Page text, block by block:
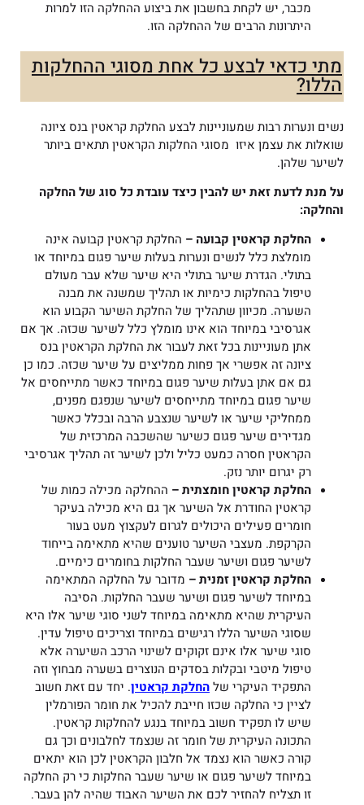
מכבר, יש לקחת בחשבון את ביצוע ההחלקה הזו למרות
היתרונות הרבים של ההחלקה הזו.
מתי כדאי לבצע כל אחת מסוגי ההחלקות
הללו?
נשים ונערות רבות שמעוניינות לבצע החלקת קראטין בנס ציונה
שואלות את עצמן איזו מסוגי החלקות הקראטין תתאים ביותר
לשיער שלהן.
על מנת לדעת זאת יש להבין כיצד עובדת כל סוג של החלקה
והחלקה:
החלקת קראטין קבועה – החלקת קראטין קבועה אינה
מומלצת כלל לנשים ונערות בעלות שיער פגום במיוחד או
בתולי. הגדרת שיער בתולי היא שיער שלא עבר מעולם
טיפול בהחלקות כימיות או תהליך שמשנה את מבנה
השערה. מכיוון שתהליך של החלקת השיער הקבוע הוא
אגרסיבי במיוחד הוא אינו מומלץ כלל לשיער שכזה. אך אם
אתן מעוניינות בכל זאת לעבור את החלקת הקראטין בנס
ציונה זה אפשרי אך פחות ממליצים על שיער שכזה. כמו כן
גם אם אתן בעלות שיער פגום במיוחד כאשר מתייחסים אל
שיער פגום במיוחד מתייחסים לשיער שנפגם מפנים,
ממחליקי שיער או לשיער שנצבע הרבה ובכלל כאשר
מגדירים שיער פגום כשיער שהשכבה המרכזית של
הקראטין חסרה כמעט כליל ולכן לשיער זה תהליך אגרסיבי
רק יגרום יותר נזק.
החלקת קראטין חומצתית – ההחלקה מכילה כמות של
קראטין החודרת אל השיער אך גם היא מכילה בעיקר
חומרים פעילים היכולים לגרום לעקצוץ מעט בעור
הקרקפת. מעצבי השיער טוענים שהיא מתאימה בייחוד
לשיער פגום ושיער שעבר החלקות בחומרים כימיים.
החלקת קראטין זמנית – מדובר על החלקה המתאימה
במיוחד לשיער פגום ושיער שעבר החלקות. הסיבה
העיקרית שהיא מתאימה במיוחד לשני סוגי שיער אלו היא
שסוגי השיער הללו רגישים במיוחד וצריכים טיפול עדין.
סוגי שיער אלו אינם זקוקים לשינוי הרכב השיערה אלא
טיפול מיטבי ובקלות בסדקים הנוצרים בשערה מבחוץ וזה
התפקיד העיקרי שלהחלקת קראטין. יחד עם זאת חשוב
לציין כי החלקה שכזו חייבת להכיל את חומר הפורמלין
שיש לו תפקיד חשוב במיוחד בנגע להחלקות קראטין.
התכונה העיקרית של חומר זה שנצמד לחלבונים וכך גם
קורה כאשר הוא נצמד אל חלבון הקראטין לכן הוא יתאים
במיוחד לשיער פגום או שיער שעבר החלקות כי רק החלקה
זו תצליח להחזיר לכם את השיער האבוד שהיה להן בעבר.